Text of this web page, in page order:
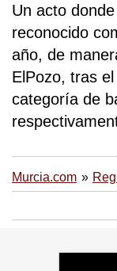
Un acto
reconocido
año, de
ElPozo, tras
categoría de
Murcia.com